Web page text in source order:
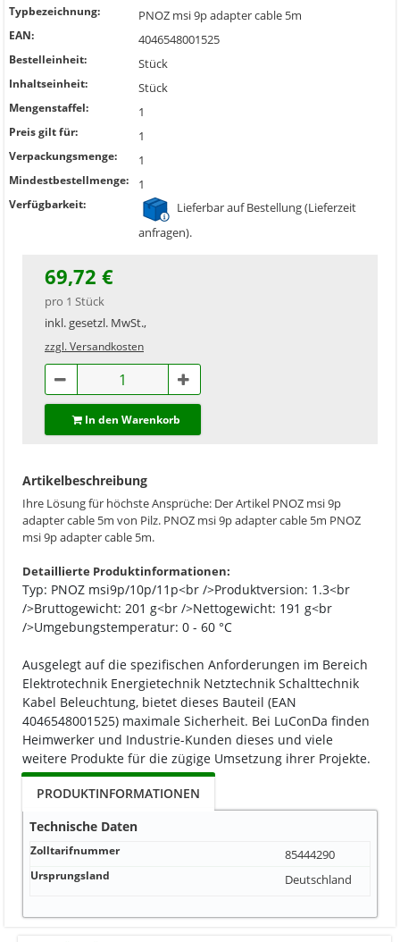
Typbezeichnung: PNOZ msi 9p adapter cable 5m
EAN: 4046548001525
Bestelleinheit: Stück
Inhaltseinheit: Stück
Mengenstaffel: 1
Preis gilt für: 1
Verpackungsmenge: 1
Mindestbestellmenge: 1
Verfügbarkeit:
Lieferbar auf Bestellung (Lieferzeit
anfragen).
69,72 €
pro 1 Stück
inkl. gesetzl. MwSt.,
zzgl. Versandkosten
In den Warenkorb
Artikelbeschreibung
Ihre Lösung für höchste Ansprüche: Der Artikel PNOZ msi 9p
adapter cable 5m von Pilz. PNOZ msi 9p adapter cable 5m PNOZ
msi 9p adapter cable 5m.
Detaillierte Produktinformationen:
Typ: PNOZ msi9p/10p/11p<br />Produktversion: 1.3<br
/>Bruttogewicht: 201 g<br />Nettogewicht: 191 g<br
/>Umgebungstemperatur: 0 - 60 °C
Ausgelegt auf die spezifischen Anforderungen im Bereich
Elektrotechnik Energietechnik Netztechnik Schalttechnik
Kabel Beleuchtung, bietet dieses Bauteil (EAN
4046548001525) maximale Sicherheit. Bei LuConDa finden
Heimwerker und Industrie-Kunden dieses und viele
weitere Produkte für die zügige Umsetzung ihrer Projekte.
PRODUKTINFORMATIONEN
Technische Daten
Zolltarifnummer 85444290
Ursprungsland Deutschland